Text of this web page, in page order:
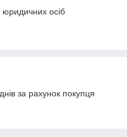
юридичних осіб
за рахунок покупця